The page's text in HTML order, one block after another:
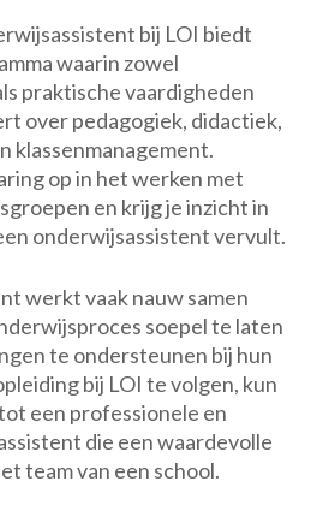
bij LOI biedt
waarin zowel
praktische vaardigheden
over pedagogiek, didactiek,
klassenmanagement.
op in het werken met
en krijg je inzicht in
onderwijsassistent vervult.
werkt vaak nauw samen
soepel te laten
te ondersteunen bij hun
bij LOI te volgen, kun
een professionele en
die een waardevolle
team van een school.